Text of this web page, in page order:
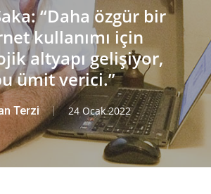
“Daha özgür bir
kullanımı için
altyapı gelişiyor,
ümit verici.”
Terzi 24 Ocak 2022